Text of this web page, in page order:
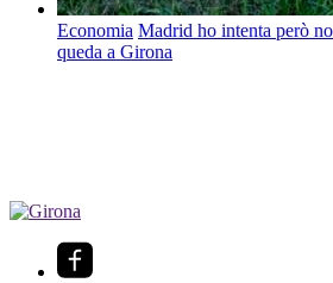
Economia Madrid ho intenta però
queda a Girona